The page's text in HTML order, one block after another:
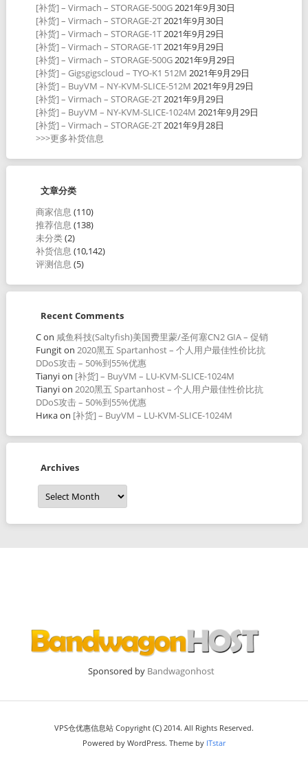
[补货] – Virmach – STORAGE-500G2021年9月30日
[补货] – Virmach – STORAGE-2T2021年9月30日
[补货] – Virmach – STORAGE-1T2021年9月29日
[补货] – Virmach – STORAGE-1T2021年9月29日
[补货] – Virmach – STORAGE-500G2021年9月29日
[补货] – Gigsgigscloud – TYO-K1 512M 2021年9月29日
[补货] – BuyVM – NY-KVM-SLICE-512M 2021年9月29日
[补货] – Virmach – STORAGE-2T2021年9月29日
[补货] – BuyVM – NY-KVM-SLICE-1024M 2021年9月29日
[补货] – Virmach – STORAGE-2T2021年9月28日
>>>更多补货信息
文章分类
商家信息 (110)
推荐信息 (138)
未分类(2)
补货信息 (10,142)
评测信息 (5)
Recent Comments
Con 咸鱼科技(Saltyfish)美国费里蒙/圣何塞CN2 GIA – 促销
Fungiton 2020黑五 Spartanhost – 个人用户最佳性价比抗
DDoS攻击 – 50%到55%优惠
Tianyion [补货] – BuyVM – LU-KVM-SLICE-1024M
Tianyion 2020黑五 Spartanhost – 个人用户最佳性价比抗
DDoS攻击 – 50%到55%优惠
Никаon [补货] – BuyVM – LU-KVM-SLICE-1024M
Archives
Archives
Sponsored by Bandwagonhost
VPS仓优惠信息站 Copyright (C) 2014. All Rights Reserved.
Powered by WordPress. Theme by ITstar